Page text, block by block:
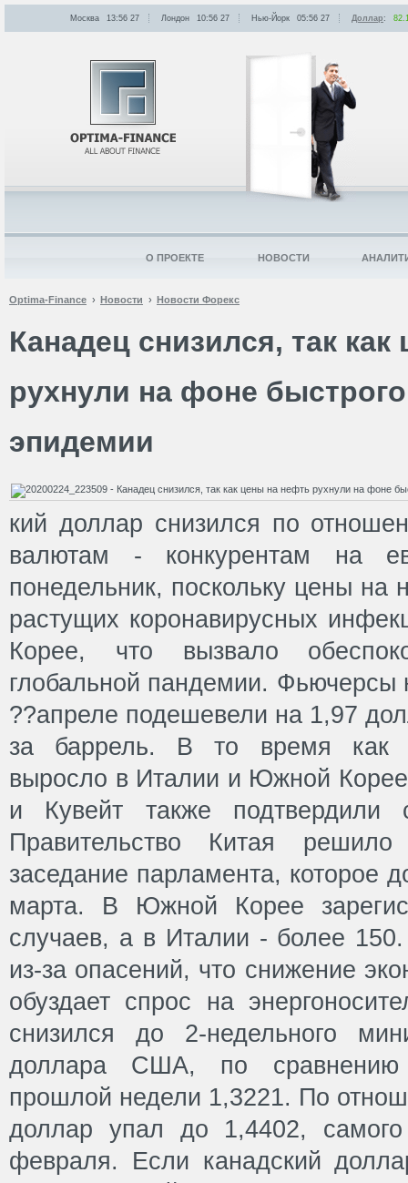
Optima-Finance Новости Новости Форекс
Канадец снизился, так
рухнули на фоне
эпидемии
кий доллар снизился по
валютам - конкурентам на
понедельник, поскольку цены
растущих коронавирусных
Корее, что вызвало
глобальной пандемии. Фьючерсы
??апреле подешевели на 1,97
за баррель. В то время как
выросло в Италии и Южной
и Кувейт также подтвердили
Правительство Китая решило
заседание парламента, которое
марта. В Южной Корее
случаев, а в Италии - более
из-за опасений, что снижение
обуздает спрос на
снизился до 2-недельного
доллара США, по сравнению
прошлой недели 1,3221. По
доллар упал до 1,4402,
февраля. Если канадский
Москва 13:56 27 Лондон 10:56 27 Нью-Йорк 05:56 27 Доллар:
О ПРОЕКТЕ НОВОСТИ